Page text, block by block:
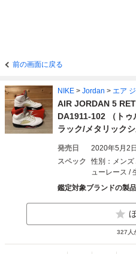
前の画面に戻る
NIKE > Jordan > エア
AIR JORDAN 5
DA1911-102 （ト
ラック/メタリックシ
発売日
2020年5月2日
スペック
性別：メンズ
ューレース /
鑑定対象ブランドの製
327 人